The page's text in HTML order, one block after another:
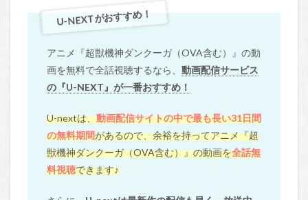
U-NEXTがおすすめ！
アニメ『超獣機神ダンクーガ（OVA含む）』の動
画を無料で全話視聴するなら、 動画配信サービス
の『U-NEXT』が一番おすすめ！
U-nextは、動画配信サイトの中で最も長い31日間
の無料期間があるので、余裕を持ってアニメ『超
獣機神ダンクーガ（OVA含む）』の動画を全話無
料視聴できます♪